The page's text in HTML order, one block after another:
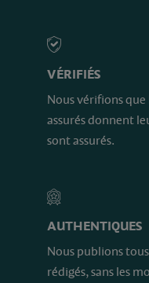
VÉRIFIÉS
Nous vérifions
assurés donnent
sont assurés.
AUTHENTIQUES
Nous publions
rédigés, sans les